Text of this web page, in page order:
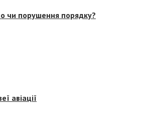
чи порушення порядку?
авіації